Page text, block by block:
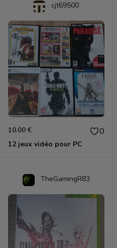
cjt69500
10.00 € 0
12 jeux vidéo pour PC
TheGamingR83